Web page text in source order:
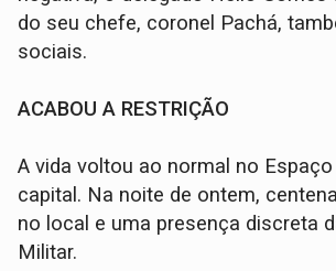
do seu chefe, coronel Pachá,
sociais.
ACABOU A RESTRIÇÃO
A vida voltou ao normal no
capital. Na noite de ontem,
no local e uma presença discreta
Militar.